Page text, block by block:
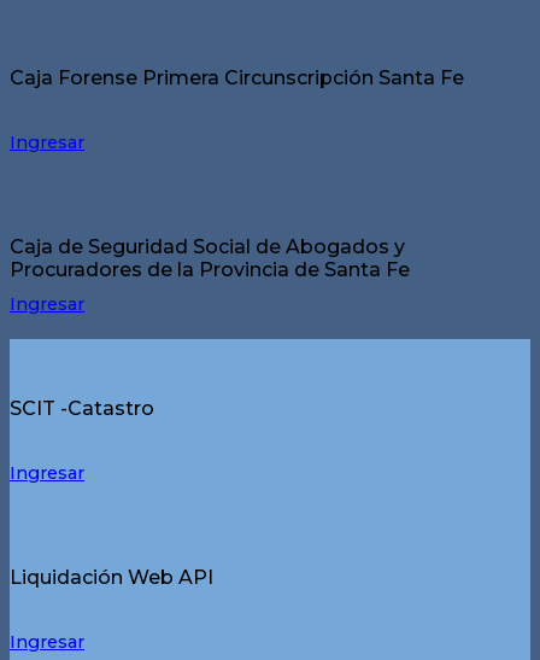
Caja Forense Primera Circunscripción Santa Fe
Ingresar
Caja de Seguridad Social de Abogados y
Procuradores de la Provincia de Santa Fe
Ingresar
SCIT -Catastro
Ingresar
Liquidación Web API
Ingresar